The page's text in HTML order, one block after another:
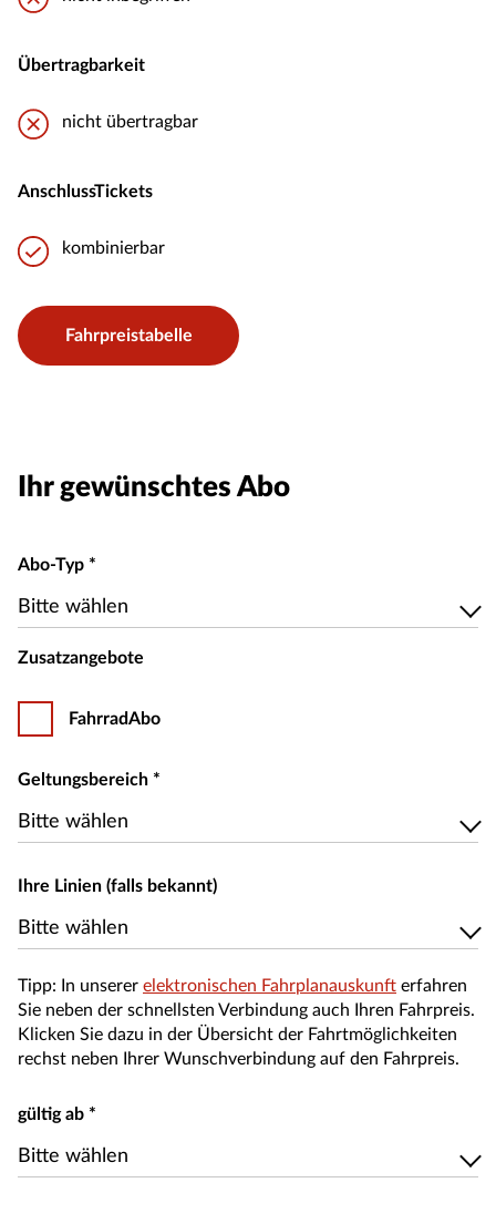
Übertragbarkeit
nicht übertragbar
AnschlussTickets
kombinierbar
Fahrpreistabelle
Ihr gewünschtes Abo
Abo-Typ *
Bitte wählen
Bitte wählen
Zusatzangebote
FahrradAbo
Geltungsbereich *
Bitte wählen
Bitte wählen
Ihre Linien (falls bekannt)
Bitte wählen
Bitte wählen
Tipp: In unserer elektronischen Fahrplanauskunft erfahren
Sie neben der schnellsten Verbindung auch Ihren Fahrpreis.
Klicken Sie dazu in der Übersicht der Fahrtmöglichkeiten
rechst neben Ihrer Wunschverbindung auf den Fahrpreis.
gültig ab *
Bitte wählen
Bitte wählen